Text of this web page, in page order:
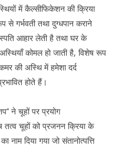
में कैल्सीफिकेशन की क्रिया
से गर्भवती तथा दुग्धपान कराने
आहार लेती है तथा घर के
कोमल हो जाती है, विशेष रूप
की अस्थि में हमेशा दर्द
होते हैं।
ने चूहों पर प्रयोग
तत्व चूहों को प्रजनन क्रिया के
नाम दिया गया जो संतानोत्पत्ति